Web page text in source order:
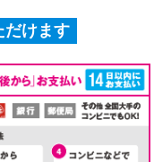
だけます